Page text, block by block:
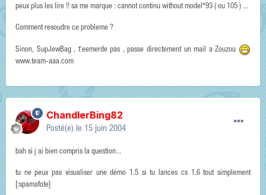
peux plus les lire !! sa me marque : cannot continu without model*93 ( ou 105 ) ...
Comment resoudre ce probleme ?
Sinon, SupJewBag , t'eemerde pas , passe directement un mail a Zouzou
www.team-aaa.com
ChandlerBing82
Posté(e) le 15 juin 2004
bah si j ai bien compris la question...
tu ne peux pas visualiser une démo 1.5 si tu lances cs 1.6 tout simplement
[:spamafote]